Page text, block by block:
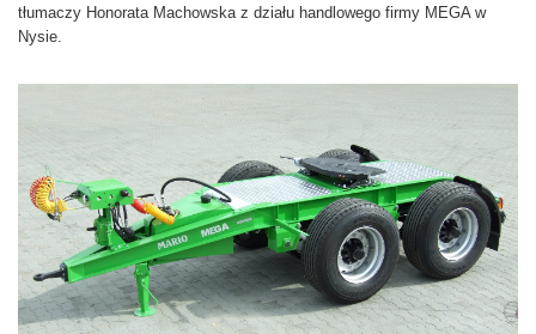
tłumaczy Honorata Machowska z działu handlowego firmy MEGA w
Nysie.